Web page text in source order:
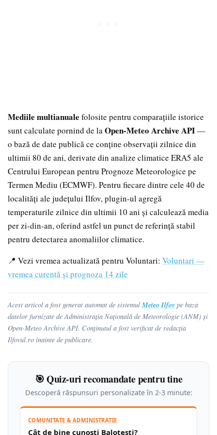
Mediile multianuale folosite pentru comparațiile istorice
sunt calculate pornind de laOpen-Meteo Archive API—
o bază de date publică ce conține observații zilnice din
ultimii 80 de ani, derivate din analize climatice ERA5 ale
Centrului European pentru Prognoze Meteorologice pe
Termen Mediu (ECMWF). Pentru fiecare dintre cele 40 de
localități ale județului Ilfov, plugin-ul agregă
temperaturile zilnice din ultimii 10 ani și calculează media
per zi-din-an, oferind astfel un punct de referință stabil
pentru detectarea anomaliilor climatice.
📍 Vezi vremea actualizată pentru Voluntari: Voluntari —
vremea curentă și prognoza 14 zile
Acest articol a fost generat automat de sistemulMeteo Ilfov pe baza
datelor furnizate de Administrația Națională de Meteorologie (ANM) și
Open-Meteo Archive API. Conținutul a fost verificat de redacția
Ilfovul.ro înainte de publicare.
🎯 Quiz-uri recomandate pentru tine
Descoperă răspunsuri personalizate în 2-3 minute:
COMUNITATE & ADMINISTRAȚIE
Cât de bine cunoști Balotești?